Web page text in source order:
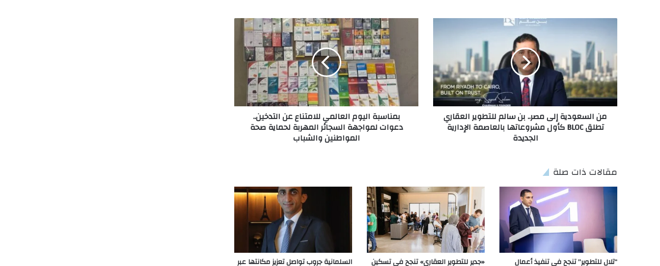
من السعودية إلى مصر.. بن سالم للتطوير العقاري
تطلق BLOC كأول مشروعاتها بالعاصمة الإدارية
الجديدة
بمناسبة اليوم العالمي للامتناع عن التدخين..
دعوات لمواجهة السجائر المهربة لحماية صحة
المواطنين والشباب
مقالات ذات صلة
“تلال للتطوير” تنجح في تنفيذ أعمال «جدير للتطوير العقاري» تنجح في تسكين السلمانية جروب تواصل تعزيز مكانتها عبر